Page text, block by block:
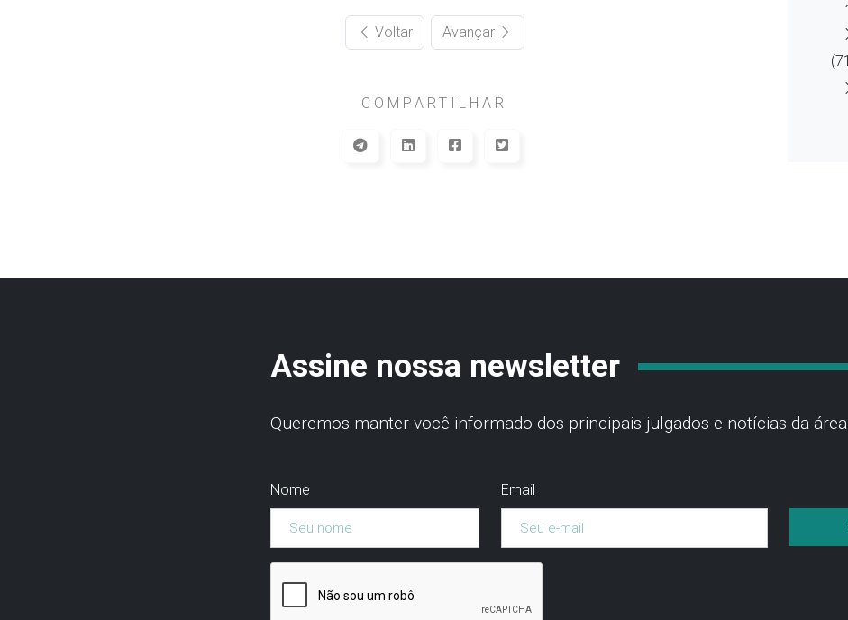
Voltar Avançar
COMPARTILHAR
Assine nossa newsletter
Queremos manter você informado dos principais julgados e notícias da
Nome Email